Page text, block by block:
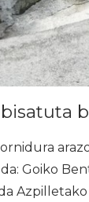
Goiko